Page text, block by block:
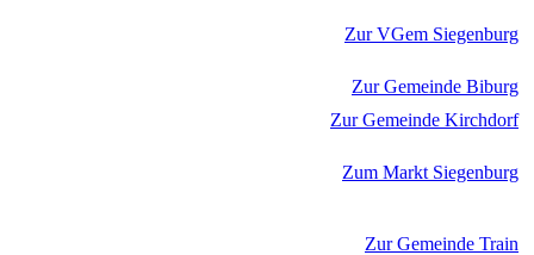
Zur VGem Siegenburg
Zur Gemeinde Biburg
Zur Gemeinde Kirchdorf
Zum Markt Siegenburg
Zur Gemeinde Train